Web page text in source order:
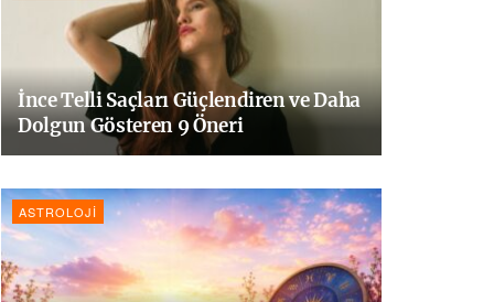
İnce Telli Saçları Güçlendiren ve Daha
Dolgun Gösteren 9 Öneri
ASTROLOJI